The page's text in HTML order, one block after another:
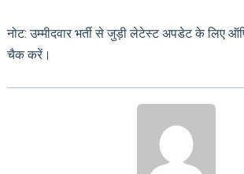
नोट: उम्मीदवार भर्ती से जुड़ी लेटेस्ट अपडेट के लिए
चैक करें।